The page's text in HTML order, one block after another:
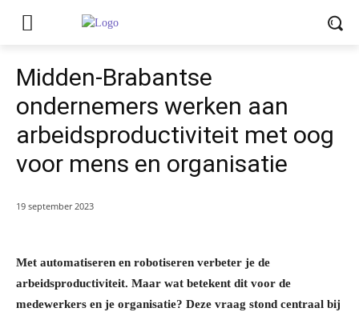
Midden-Brabantse
ondernemers werken aan
arbeidsproductiviteit met oog
voor mens en organisatie
19 september 2023
Met automatiseren en robotiseren verbeter je de
arbeidsproductiviteit. Maar wat betekent dit voor de
medewerkers en je organisatie? Deze vraag stond centraal bij